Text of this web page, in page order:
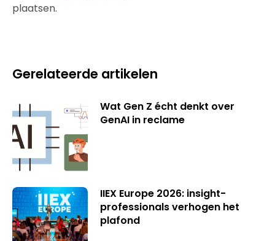
plaatsen.
Gerelateerde artikelen
Wat Gen Z écht denkt over
GenAI in reclame
IIEX Europe 2026: insight-
professionals verhogen het
plafond